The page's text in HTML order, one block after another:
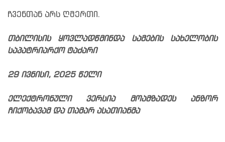
ჩვენთან არს ღმერთი.
თბილისის ყოვლადწმინდა სამების სახელობის
საპატრიარქო ტაძარი
29 ივნისი, 2025 წელი
ელექტრონული ვერსია მოამზადეს ანზორ
ჩიქობავამ და თამარ ასათიანმა